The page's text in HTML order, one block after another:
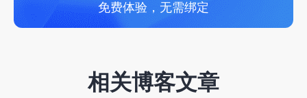
免费体验，无需绑定
相关博客文章